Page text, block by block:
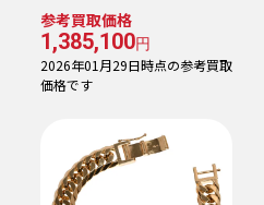
参考買取価格
1,385,100円
2026年01月29日時点の参考買取
価格です